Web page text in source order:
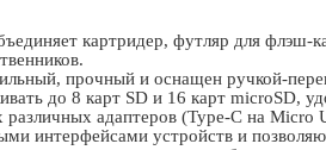
картридер, футляр для флэш-
прочный и оснащен ручкой-
до 8 карт SD и 16 карт microSD,
адаптеров (Type-C на Micro
интерфейсами устройств и